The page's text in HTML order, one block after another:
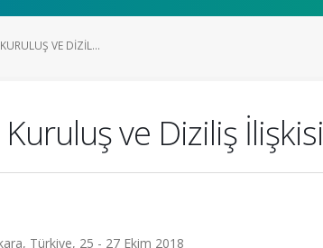
VE DIZIL...
ve Diziliş İlişkisi
Türkiye, 25 - 27 Ekim 2018